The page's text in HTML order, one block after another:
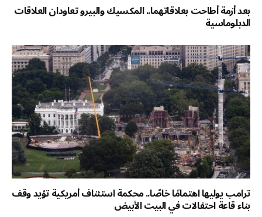
بعد أزمة أطاحت بعلاقاتهما.. المكسيك والبيرو تعاودان العلاقات
الدبلوماسية
ترامب يوليها اهتمامًا خاصًا.. محكمة استئناف أمريكية تؤيد وقف
بناء قاعة احتفالات في البيت الأبيض